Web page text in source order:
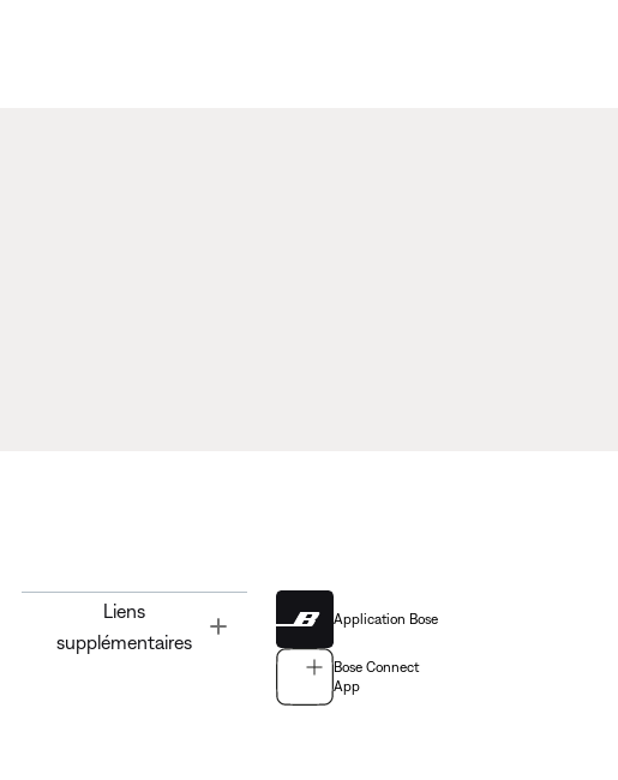
Liens
supplémentaires
Application Bose
Bose Connect
App